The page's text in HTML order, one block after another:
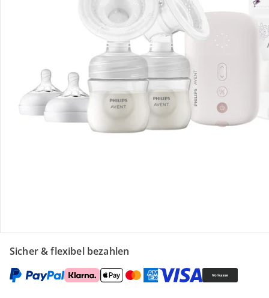
Retoure & Reklamation
Gutscheine & Aktionen
Kontakt & Service
Sicher & flexibel bezahlen